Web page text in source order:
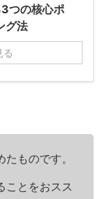
つの核心ポ
グ法
る
ものです。
ことをおスス